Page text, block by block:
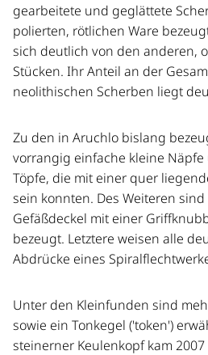
gearbeitete und geglättete
polierten, rötlichen Ware
sich deutlich von den anderen,
Stücken. Ihr Anteil an der
neolithischen Scherben liegt
Zu den in Aruchlo bislang
vorrangig einfache kleine
Töpfe, die mit einer quer
sein konnten. Des Weiteren
Gefäßdeckel mit einer
bezeugt. Letztere weisen alle
Abdrücke eines
Unter den Kleinfunden sind
sowie ein Tonkegel ('token')
steinerner Keulenkopf kam